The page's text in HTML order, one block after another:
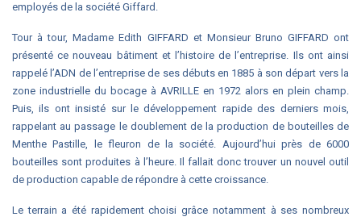
employés de la société Giffard.
Tour à tour, Madame Edith GIFFARD et Monsieur Bruno GIFFARD ont
présenté ce nouveau bâtiment et l’histoire de l’entreprise. Ils ont ainsi
rappelé l’ADN de l’entreprise de ses débuts en 1885 à son départ vers la
zone industrielle du bocage à AVRILLE en 1972 alors en plein champ.
Puis, ils ont insisté sur le développement rapide des derniers mois,
rappelant au passage le doublement de la production de bouteilles de
Menthe Pastille, le fleuron de la société. Aujourd’hui près de 6000
bouteilles sont produites à l’heure. Il fallait donc trouver un nouvel outil
de production capable de répondre à cette croissance.
Le terrain a été rapidement choisi grâce notamment à ses nombreux